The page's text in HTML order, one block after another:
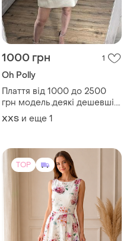
1000 грн 1
Oh Polly
Плаття від 1000 до 2500
грн модель.деякі дешевші.
розмір від ххс до невеликої
м. стан ідеальний. модуть
XХS и еще 1
TOP